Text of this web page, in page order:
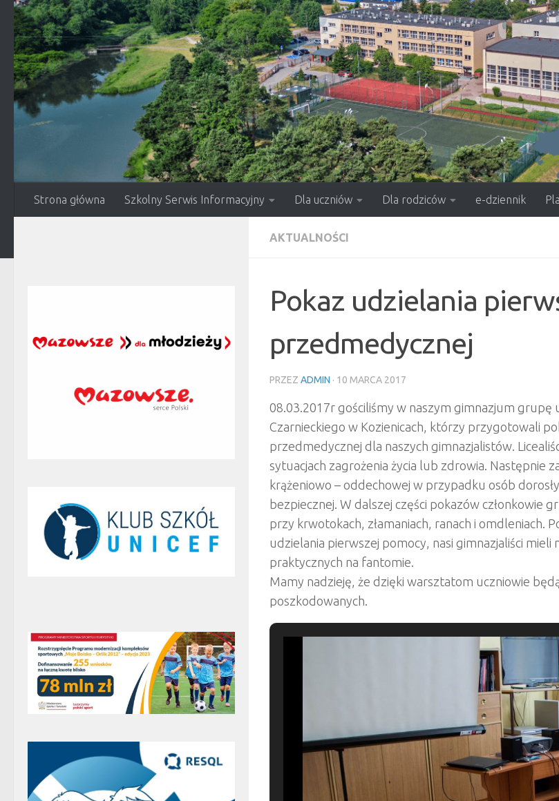
Przejdź do treści
Strona główna Szkolny Serwis Informacyjny Dla uczniów Dla rodziców e-dziennik
AKTUALNOŚCI
Pokaz udzielania
przedmedycznej
PRZEZ ADMIN · 10 MARCA 2017
08.03.2017r gościliśmy w naszym gimnazjum grupę
Czarnieckiego w Kozienicach, którzy przygotowali
przedmedycznej dla naszych gimnazjalistów.
sytuacjach zagrożenia życia lub zdrowia. Następnie
krążeniowo – oddechowej w przypadku osób
bezpiecznej. W dalszej części pokazów członkowie
przy krwotokach, złamaniach, ranach i omdleniach.
udzielania pierwszej pomocy, nasi gimnazjaliści
praktycznych na fantomie.
Mamy nadzieję, że dzięki warsztatom uczniowie
poszkodowanych.